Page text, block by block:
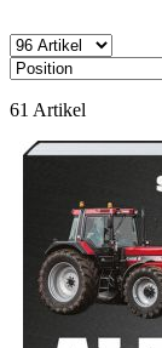
61 Artikel